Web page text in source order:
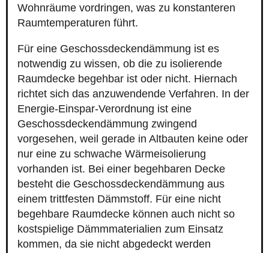
Wohnräume vordringen, was zu konstanteren
Raumtemperaturen führt.
Für eine Geschossdeckendämmung ist es
notwendig zu wissen, ob die zu isolierende
Raumdecke begehbar ist oder nicht. Hiernach
richtet sich das anzuwendende Verfahren. In der
Energie-Einspar-Verordnung ist eine
Geschossdeckendämmung zwingend
vorgesehen, weil gerade in Altbauten keine oder
nur eine zu schwache Wärmeisolierung
vorhanden ist. Bei einer begehbaren Decke
besteht die Geschossdeckendämmung aus
einem trittfesten Dämmstoff. Für eine nicht
begehbare Raumdecke können auch nicht so
kostspielige Dämmmaterialien zum Einsatz
kommen, da sie nicht abgedeckt werden